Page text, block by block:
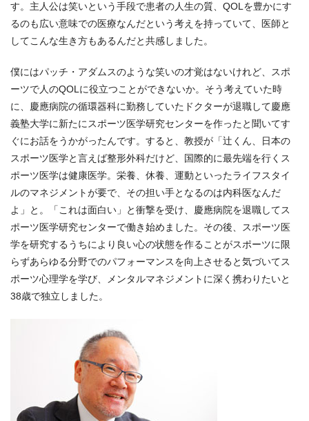
す。主人公は笑いという手段で患者の人生の質、QOLを豊かにす
るのも広い意味での医療なんだという考えを持っていて、医師と
してこんな生き方もあるんだと共感しました。
僕にはパッチ・アダムスのような笑いの才覚はないけれど、スポ
ーツで人のQOLに役立つことができないか。そう考えていた時
に、慶應病院の循環器科に勤務していたドクターが退職して慶應
義塾大学に新たにスポーツ医学研究センターを作ったと聞いてす
ぐにお話をうかがったんです。すると、教授が「辻くん、日本の
スポーツ医学と言えば整形外科だけど、国際的に最先端を行くス
ポーツ医学は健康医学。栄養、休養、運動といったライフスタイ
ルのマネジメントが要で、その担い手となるのは内科医なんだ
よ」と。「これは面白い」と衝撃を受け、慶應病院を退職してス
ポーツ医学研究センターで働き始めました。その後、スポーツ医
学を研究するうちにより良い心の状態を作ることがスポーツに限
らずあらゆる分野でのパフォーマンスを向上させると気づいてス
ポーツ心理学を学び、メンタルマネジメントに深く携わりたいと
38歳で独立しました。